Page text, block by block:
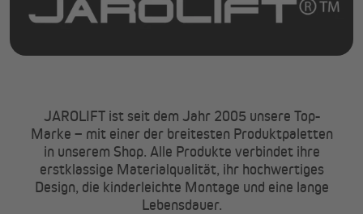
JAROLIFT ist seit dem Jahr 2005 unsere Top-
Marke – mit einer der breitesten Produktpaletten
in unserem Shop. Alle Produkte verbindet ihre
erstklassige Materialqualität, ihr hochwertiges
Design, die kinderleichte Montage und eine lange
Lebensdauer.